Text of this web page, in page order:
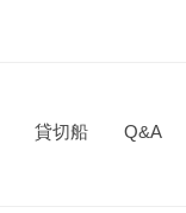
貸切船 Q&A